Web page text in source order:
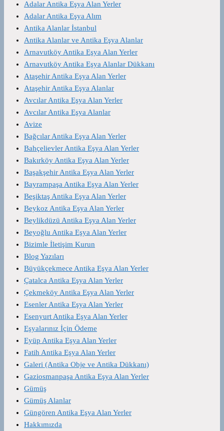
Adalar Antika Eşya Alan Yerler
Adalar Antika Eşya Alım
Antika Alanlar İstanbul
Antika Alanlar ve Antika Eşya Alanlar
Arnavutköy Antika Eşya Alan Yerler
Arnavutköy Antika Eşya Alanlar Dükkanı
Ataşehir Antika Eşya Alan Yerler
Ataşehir Antika Eşya Alanlar
Avcılar Antika Eşya Alan Yerler
Avcılar Antika Eşya Alanlar
Avize
Bağcılar Antika Eşya Alan Yerler
Bahçelievler Antika Eşya Alan Yerler
Bakırköy Antika Eşya Alan Yerler
Başakşehir Antika Eşya Alan Yerler
Bayrampaşa Antika Eşya Alan Yerler
Beşiktaş Antika Eşya Alan Yerler
Beykoz Antika Eşya Alan Yerler
Beylikdüzü Antika Eşya Alan Yerler
Beyoğlu Antika Eşya Alan Yerler
Bizimle İletişim Kurun
Blog Yazıları
Büyükçekmece Antika Eşya Alan Yerler
Çatalca Antika Eşya Alan Yerler
Çekmeköy Antika Eşya Alan Yerler
Esenler Antika Eşya Alan Yerler
Esenyurt Antika Eşya Alan Yerler
Eşyalarınız İçin Ödeme
Eyüp Antika Eşya Alan Yerler
Fatih Antika Eşya Alan Yerler
Galeri (Antika Obje ve Antika Dükkanı)
Gaziosmanpaşa Antika Eşya Alan Yerler
Gümüş
Gümüş Alanlar
Güngören Antika Eşya Alan Yerler
Hakkımızda